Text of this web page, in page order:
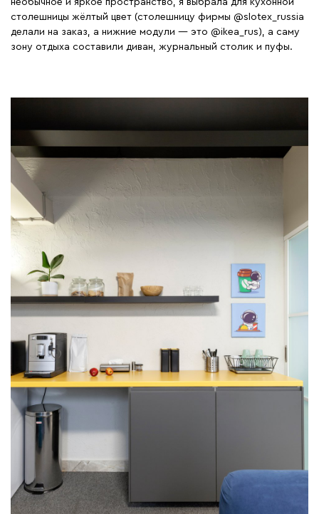
необычное и яркое пространство, я выбрала для кухонной
столешницы жёлтый цвет (столешницу фирмы @slotex_russia
делали на заказ, а нижние модули — это @ikea_rus), а саму
зону отдыха составили диван, журнальный столик и пуфы.